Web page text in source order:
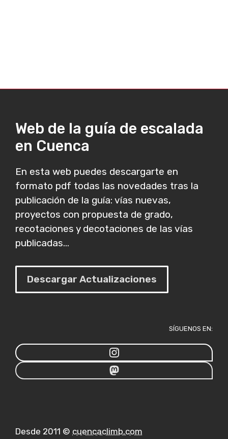
Web de la guía de escalada
en Cuenca
En esta web puedes descargarte en
formato pdf todas las novedades tras la
publicación de la guía: vías nuevas,
proyectos con propuesta de grado,
recotaciones y decotaciones de las vías
publicadas...
Descargar Actualizaciones
SÍGUENOS EN:
Desde 2011 © cuencaclimb.com